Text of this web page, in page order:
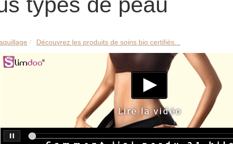
Découvrez les produits de soins bio certifiés...